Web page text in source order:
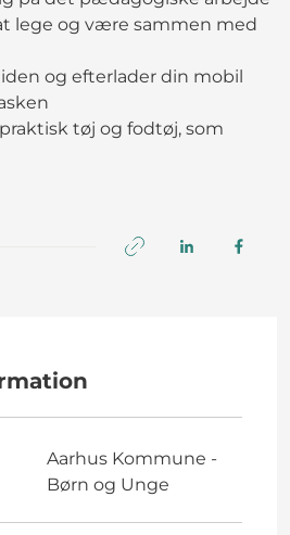
lege og være sammen med
og efterlader din mobil
tøj og fodtøj, som
Aarhus Kommune -
Børn og Unge